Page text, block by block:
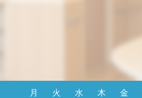
月 火 水 木 金